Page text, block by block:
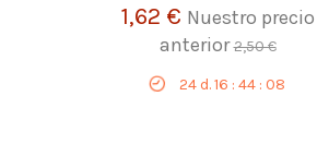
1,62 € Nuestro precio
anterior2,50 €
24d. 16 :44 :07